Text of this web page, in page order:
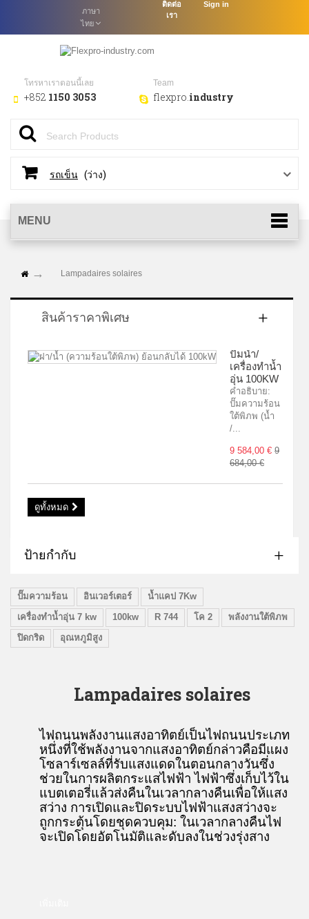
Sign in
ภาษา
ไทย
ติดต่อ
เรา
โทรหาเราตอนนี้เลย
+852 1150 3053
Team
flexpro.industry
รถเข็น (ว่าง)
MENU
Lampadaires solaires
สินค้าราคาพิเศษ
ปั๊มน้ำ/
เครื่องทำน้ำ
อุ่น 100KW
คำอธิบาย:
ปั๊มความร้อน
ใต้พิภพ (น้ำ
/...
9 584,00 € 9
684,00 €
ดูทั้งหมด
ป้ายกำกับ
ปั๊มความร้อน อินเวอร์เตอร์
น้ำแคป 7Kw
เครื่องทำน้ำอุ่น 7 kw
100kw R 744 โค 2
พลังงานใต้พิภพ
ปิดกริด
อุณหภูมิสูง
Lampadaires solaires
ไฟถนนพลังงานแสงอาทิตย์เป็นไฟถนนประเภท
หนึ่งที่ใช้พลังงานจากแสงอาทิตย์กล่าวคือมีแผง
โซลาร์เซลล์ที่รับแสงแดดในตอนกลางวันซึ่ง
ช่วยในการผลิตกระแสไฟฟ้า ไฟฟ้าซึ่งเก็บไว้ใน
แบตเตอรี่แล้วส่งคืนในเวลากลางคืนเพื่อให้แสง
สว่าง การเปิดและปิดระบบไฟฟ้าแสงสว่างจะ
ถูกกระตุ้นโดยชุดควบคุม: ในเวลากลางคืนไฟ
จะเปิดโดยอัตโนมัติและดับลงในช่วงรุ่งสาง